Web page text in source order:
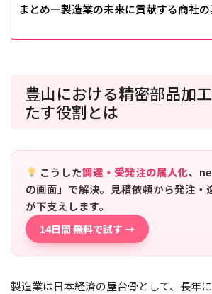
まとめ―製造業の未来に貢献する商社
豊山における精密部品加
たす役割とは
こうした調達・受発注の属人化、
の画面」で解決。見積依頼から発注・
が下支えします。
14日間 無料で試す →
製造業は日本経済の屋台骨として、長年